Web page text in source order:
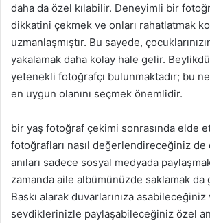
daha da özel kılabilir. Deneyimli bir
dikkatini çekmek ve onları rahatlatmak
uzmanlaşmıştır. Bu sayede,
yakalamak daha kolay hale gelir.
yetenekli fotoğrafçı bulunmaktadır; bu
en uygun olanını seçmek önemlidir.
bir yaş fotoğraf çekimi sonrasında elde
fotoğrafları nasıl değerlendireceğiniz
anıları sadece sosyal medyada
zamanda aile albümünüzde saklamak
Baskı alarak duvarlarınıza asabileceğiniz
sevdiklerinizle paylaşabileceğiniz özel